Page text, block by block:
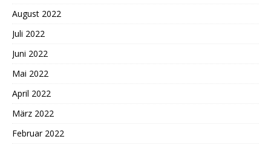
August 2022
Juli 2022
Juni 2022
Mai 2022
April 2022
März 2022
Februar 2022